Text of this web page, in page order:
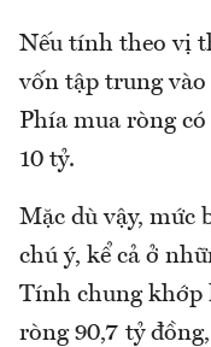
Nếu tính theo vị
vốn tập trung
Phía mua ròng
10 tỷ.
Mặc dù vậy, mức
chú ý, kể cả ở
Tính chung khớp
ròng 90,7 tỷ